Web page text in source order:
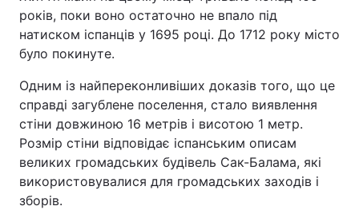
років, поки воно остаточно не впало під
натиском іспанців у 1695 році. До 1712 року місто
було покинуте.
Одним із найпереконливіших доказів того, що це
справді загублене поселення, стало виявлення
стіни довжиною 16 метрів і висотою 1 метр.
Розмір стіни відповідає іспанським описам
великих громадських будівель Сак-Балама, які
використовувалися для громадських заходів і
зборів.